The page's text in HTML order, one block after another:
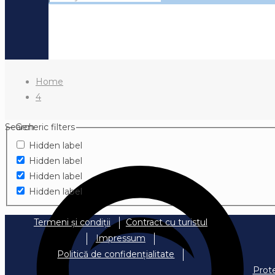
Home
4
Search
Generic filters
Hidden label
Hidden label
Hidden label
Hidden label
Termeni și condiții
Contract cu turistul
Impressum
Politică de confidențialitate